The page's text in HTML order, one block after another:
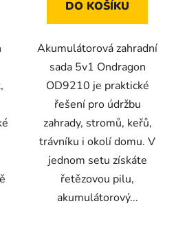
DO KOŠÍKU
Akumulátorová zahradní
sada 5v1 Ondragon
OD9210 je praktické
řešení pro údržbu
zahrady, stromů, keřů,
trávníku i okolí domu. V
jednom setu získáte
řetězovou pilu,
akumulátorový...